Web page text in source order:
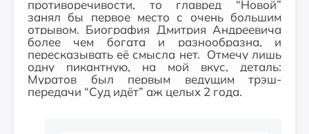
противоречивости, то главред “Новой”
занял бы первое место с очень большим
отрывом. Биография Дмитрия Андреевича
более чем богата и разнообразна, и
пересказывать её смысла нет. Отмечу лишь
одну пикантную, на мой вкус, деталь:
Муратов был первым ведущим трэш-
передачи “Суд идёт” аж целых 2 года.